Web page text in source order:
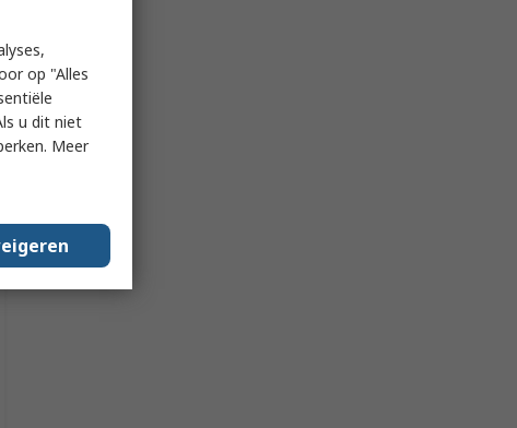
op "Alles
u dit niet
Meer